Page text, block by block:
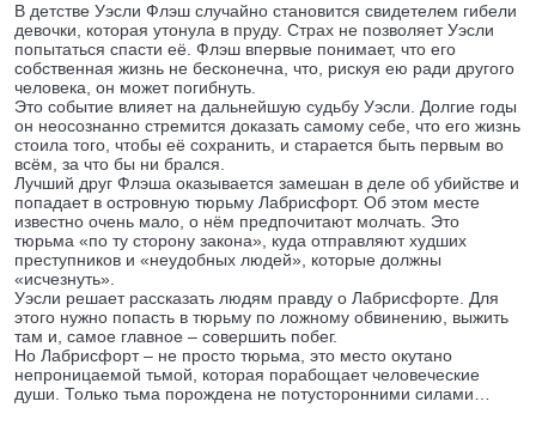
В детстве Уэсли Флэш случайно становится свидетелем гибели
девочки, которая утонула в пруду. Страх не позволяет Уэсли
попытаться спасти её. Флэш впервые понимает, что его
собственная жизнь не бесконечна, что, рискуя ею ради другого
человека, он может погибнуть.
Это событие влияет на дальнейшую судьбу Уэсли. Долгие годы
он неосознанно стремится доказать самому себе, что его жизнь
стоила того, чтобы её сохранить, и старается быть первым во
всём, за что бы ни брался.
Лучший друг Флэша оказывается замешан в деле об убийстве и
попадает в островную тюрьму Лабрисфорт. Об этом месте
известно очень мало, о нём предпочитают молчать. Это
тюрьма «по ту сторону закона», куда отправляют худших
преступников и «неудобных людей», которые должны
«исчезнуть».
Уэсли решает рассказать людям правду о Лабрисфорте. Для
этого нужно попасть в тюрьму по ложному обвинению, выжить
там и, самое главное – совершить побег.
Но Лабрисфорт – не просто тюрьма, это место окутано
непроницаемой тьмой, которая порабощает человеческие
души. Только тьма порождена не потусторонними силами…